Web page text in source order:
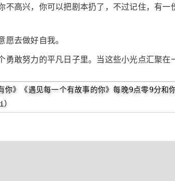
不高兴，你可以把剧本扔了，不过记住，有一
去做好自我。
敢努力的平凡日子里。当这些小光点汇聚在
》《遇见每一个有故事的你》每晚9点零9分和